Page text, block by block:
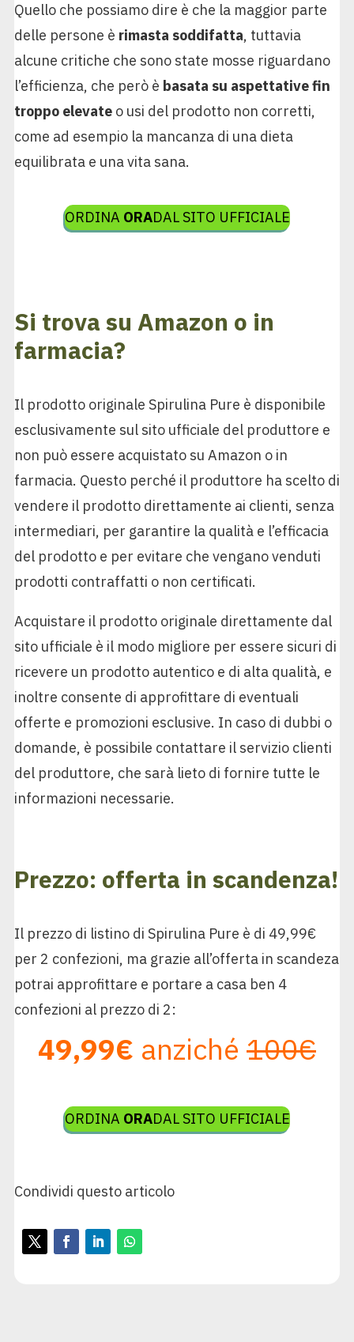
Quello che possiamo dire è che la maggior parte
delle persone è rimasta soddifatta, tuttavia
alcune critiche che sono state mosse riguardano
l’efficienza, che però è basata su aspettative fin
troppo elevateo usi del prodotto non corretti,
come ad esempio la mancanza di una dieta
equilibrata e una vita sana.
ORDINA ORADAL SITO UFFICIALE
Si trova su Amazon o in
farmacia?
Il prodotto originale Spirulina Pure è disponibile
esclusivamente sul sito ufficiale del produttore e
non può essere acquistato su Amazon o in
farmacia. Questo perché il produttore ha scelto di
vendere il prodotto direttamente ai clienti, senza
intermediari, per garantire la qualità e l’efficacia
del prodotto e per evitare che vengano venduti
prodotti contraffatti o non certificati.
Acquistare il prodotto originale direttamente dal
sito ufficiale è il modo migliore per essere sicuri di
ricevere un prodotto autentico e di alta qualità, e
inoltre consente di approfittare di eventuali
offerte e promozioni esclusive. In caso di dubbi o
domande, è possibile contattare il servizio clienti
del produttore, che sarà lieto di fornire tutte le
informazioni necessarie.
Prezzo: offerta in scandenza!
Il prezzo di listino di Spirulina Pure è di 49,99€
per 2 confezioni, ma grazie all’offerta in scandeza
potrai approfittare e portare a casa ben 4
confezioni al prezzo di 2:
49,99€ anziché 100€
ORDINA ORADAL SITO UFFICIALE
Condividi questo articolo